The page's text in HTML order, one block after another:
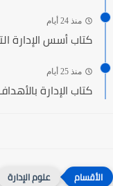
منذ 24 أيام
كتاب أسس الإدارة
منذ 25 أيام
كتاب الإدارة
علوم الإدارة